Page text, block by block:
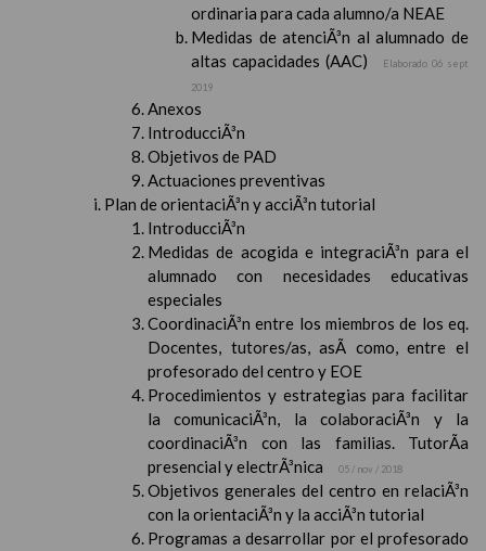
ordinaria para cada alumno/a NEAE
Medidas de atenciÃ³n al alumnado de
altas capacidades (AAC)
Elaborado 06 sept
2019
Anexos
IntroducciÃ³n
Objetivos de PAD
Actuaciones preventivas
Plan de orientaciÃ³n y acciÃ³n tutorial
IntroducciÃ³n
Medidas de acogida e integraciÃ³n para el
alumnado con necesidades educativas
especiales
CoordinaciÃ³n entre los miembros de los eq.
Docentes, tutores/as, asÃ­ como, entre el
profesorado del centro y EOE
Procedimientos y estrategias para facilitar
la comunicaciÃ³n, la colaboraciÃ³n y la
coordinaciÃ³n con las familias. TutorÃ­a
presencial y electrÃ³nica
05 / nov / 2018
Objetivos generales del centro en relaciÃ³n
con la orientaciÃ³n y la acciÃ³n tutorial
Programas a desarrollar por el profesorado